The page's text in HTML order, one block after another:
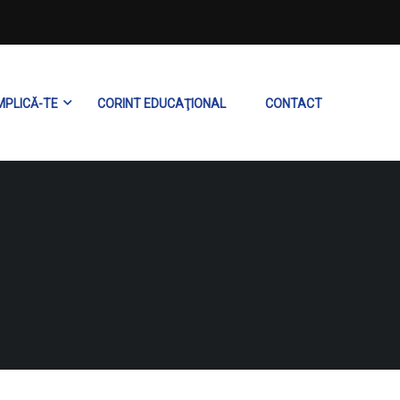
TE CORINT EDUCAŢIONAL CONTACT